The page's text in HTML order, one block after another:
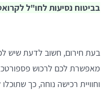
בביטוח נסיעות לחו"ל
בעת חירום, חשוב לדעת שיש
מאפשרת לכם לרכוש
וחוויית רכישה נוחה, כך